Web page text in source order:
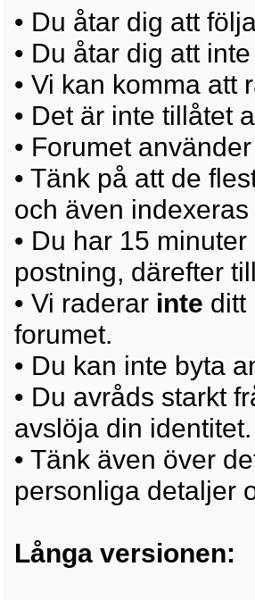
• Du åtar dig att
• Du åtar dig att
• Vi kan komma att
• Det är inte tillåtet
• Forumet
• Tänk på att de
och även
• Du har 15
postning, därefter
• Vi raderar inte ditt
forumet.
• Du kan inte byta
• Du avråds starkt
avslöja din identitet.
• Tänk även över
personliga detaljer
Långa versionen: